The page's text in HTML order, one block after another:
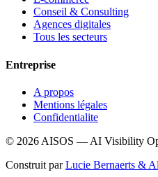
Conseil & Consulting
Agences digitales
Tous les secteurs
Entreprise
A propos
Mentions légales
Confidentialite
© 2026 AISOS — AI Visibility
Construit par Lucie Bernaerts &